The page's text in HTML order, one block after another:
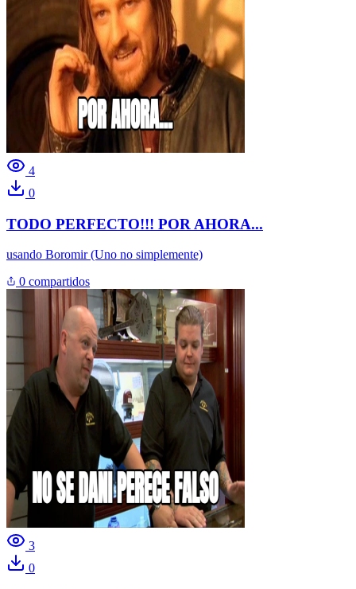
4
0
TODO PERFECTO!!! POR AHORA...
usando Boromir (Uno no simplemente)
0 compartidos
3
0